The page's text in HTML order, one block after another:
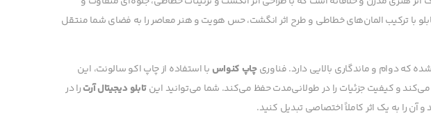
با ترکیب المان‌های خطاطی و طرح اثر انگشت، حس هویت و هنر معاصر را به فضای شما منتقل
که دوام و ماندگاری بالایی دارد. فناوریچاپ کنواس با استفاده از چاپ اکو سالونت، این
می‌کند و کیفیت جزئیات را در طولانی‌مدت حفظ می‌کند. شما می‌توانید اینتابلو دیجیتال آرترا در
را به یک اثر کاملاً اختصاصی تبدیل کنید.